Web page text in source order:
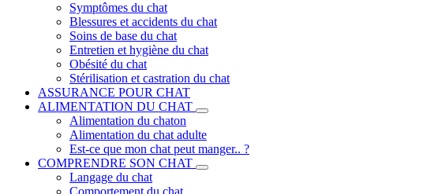
Symptômes du chat
Blessures et accidents du chat
Soins de base du chat
Entretien et hygiène du chat
Obésité du chat
Stérilisation et castration du chat
ASSURANCE POUR CHAT
ALIMENTATION DU CHAT
Alimentation du chaton
Alimentation du chat adulte
Est-ce que mon chat peut manger.. ?
COMPRENDRE SON CHAT
Langage du chat
Comportement du chat